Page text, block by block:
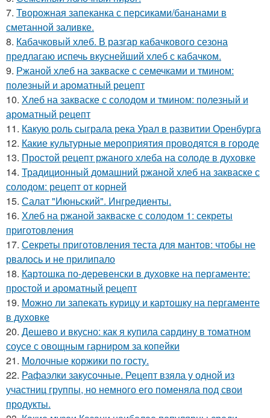
7. Творожная запеканка с персиками/бананами в
сметанной заливке.
8. Кабачковый хлеб. В разгар кабачкового сезона
предлагаю испечь вкуснейший хлеб с кабачком.
9. Ржаной хлеб на закваске с семечками и тмином:
полезный и ароматный рецепт
10. Хлеб на закваске с солодом и тмином: полезный и
ароматный рецепт
11. Какую роль сыграла река Урал в развитии Оренбурга
12. Какие культурные мероприятия проводятся в городе
13. Простой рецепт ржаного хлеба на солоде в духовке
14. Традиционный домашний ржаной хлеб на закваске с
солодом: рецепт от корней
15. Салат "Июньский". Ингредиенты.
16. Хлеб на ржаной закваске с солодом 1: секреты
приготовления
17. Секреты приготовления теста для мантов: чтобы не
рвалось и не прилипало
18. Картошка по-деревенски в духовке на пергаменте:
простой и ароматный рецепт
19. Можно ли запекать курицу и картошку на пергаменте
в духовке
20. Дешево и вкусно: как я купила сардину в томатном
соусе с овощным гарниром за копейки
21. Молочные коржики по госту.
22. Рафаэлки закусочные. Рецепт взяла у одной из
участниц группы, но немного его поменяла под свои
продукты.